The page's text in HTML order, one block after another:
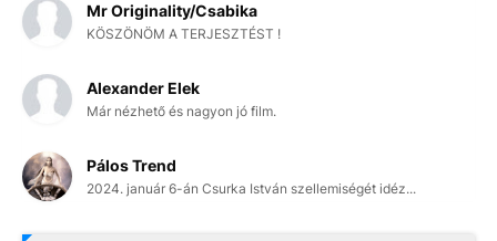
Mr Originality/Csabika
KÖSZÖNÖM A TERJESZTÉST !
Alexander Elek
Már nézhető és nagyon jó film.
Pálos Trend
2024. január 6-án Csurka István szellemiségét idéz...